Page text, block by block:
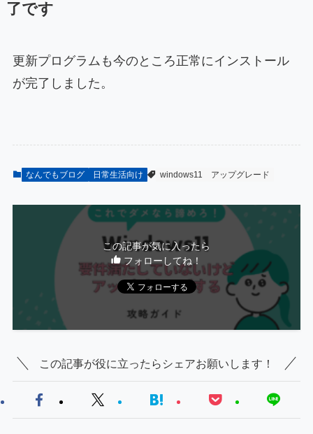
了です
更新プログラムも今のところ正常にインストール
が完了しました。
なんでもブログ 日常生活向け windows11 アップグレード
この記事が気に入ったら
フォローしてね！
この記事が役に立ったらシェアお願いします！